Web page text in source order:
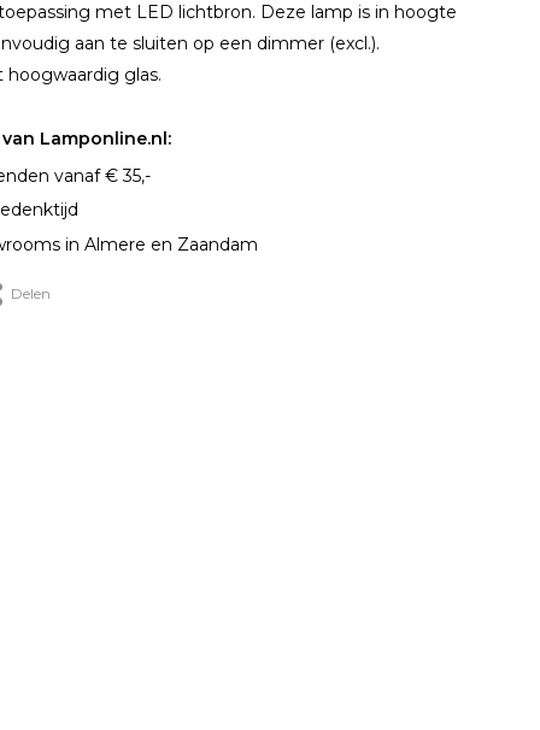
met LED lichtbron. Deze lamp is in hoogte
aan te sluiten op een dimmer (excl.).
hoogwaardig glas.
Lamponline.nl:
vanaf € 35,-
in Almere en Zaandam
Delen